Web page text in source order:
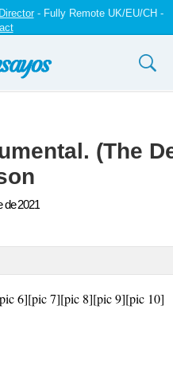
- Fully Remote UK/EU/CH -
(The
de 2021
6][pic 7][pic 8][pic 9][pic 10]